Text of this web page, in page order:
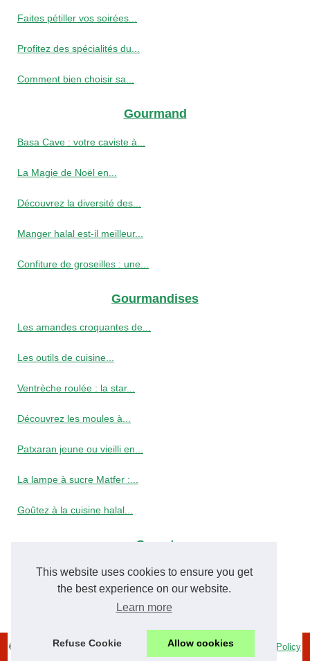
This website uses cookies to ensure you get
the best experience on our website.
Learn more
Refuse Cookie Allow cookies
Faites pétiller vos soirées...
Profitez des spécialités du...
Comment bien choisir sa...
Gourmand
Basa Cave : votre caviste à...
La Magie de Noël en...
Découvrez la diversité des...
Manger halal est-il meilleur...
Confiture de groseilles : une...
Gourmandises
Les amandes croquantes de...
Les outils de cuisine...
Ventrèche roulée : la star...
Découvrez les moules à...
Patxaran jeune ou vieilli en...
La lampe à sucre Matfer :...
Goûtez à la cuisine halal...
Secret
Le jus de grenade : un...
Nos secrets pour réussir un...
© 2026 Cuisine-algerienne-de-souhila.com|Plan du site|
Cookies Policy